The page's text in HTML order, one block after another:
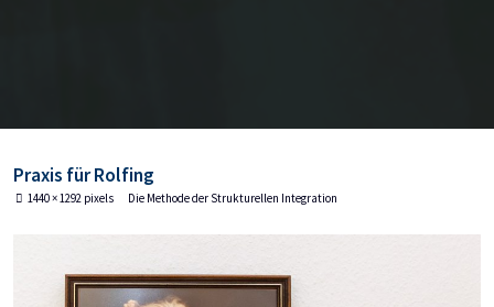
Praxis für Rolfing
Full1440 × 1292 pixels Die Methode der Strukturellen Integration